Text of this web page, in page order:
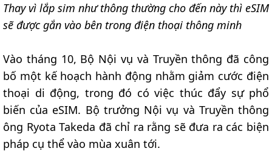
Thay vì lắp sim như thông thường cho đến này thì eSIM
sẽ được gắn vào bên trong điện thoại thông minh
Vào tháng 10, Bộ Nội vụ và Truyền thông đã công
bố một kế hoạch hành động nhằm giảm cước điện
thoại di động, trong đó có việc thúc đẩy sự phổ
biến của eSIM. Bộ trưởng Nội vụ và Truyền thông
ông Ryota Takeda đã chỉ ra rằng sẽ đưa ra các biện
pháp cụ thể vào mùa xuân tới.